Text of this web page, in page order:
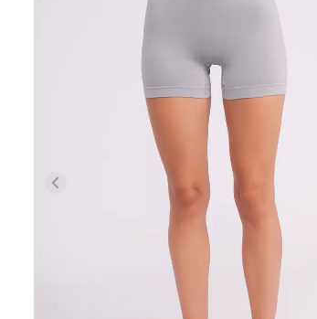
Бесшовные леггинсы из
микрофибры LEGGINGS 02
(черный) Giulia
789 грн.